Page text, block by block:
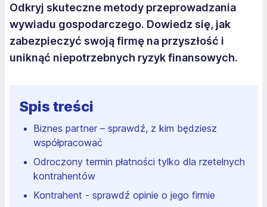
Odkryj skuteczne metody przeprowadzania
wywiadu gospodarczego. Dowiedz się, jak
zabezpieczyć swoją firmę na przyszłość i
uniknąć niepotrzebnych ryzyk finansowych.
Spis treści
Biznes partner – sprawdź, z kim będziesz
współpracować
Odroczony termin płatności tylko dla rzetelnych
kontrahentów
Kontrahent - sprawdź opinie o jego firmie